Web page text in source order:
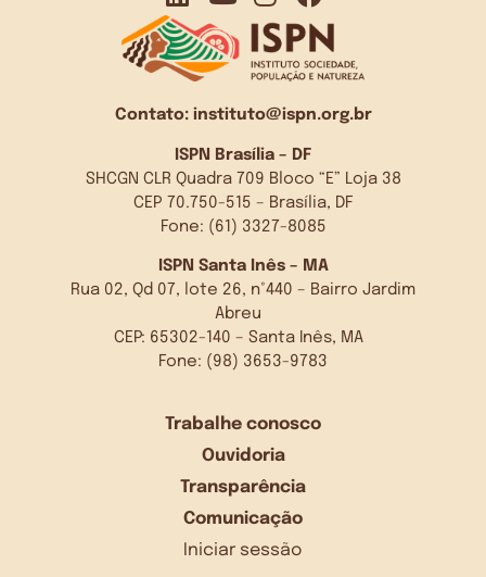
Contato: instituto@ispn.org.br
ISPN Brasília – DF
SHCGN CLR Quadra 709 Bloco “E” Loja 38
CEP 70.750-515 – Brasília, DF
Fone: (61) 3327-8085
ISPN Santa Inês – MA
Rua 02, Qd 07, lote 26, n°440 – Bairro Jardim
Abreu
CEP: 65302-140 – Santa Inês, MA
Fone: (98) 3653-9783
Trabalhe conosco
Ouvidoria
Transparência
Comunicação
Iniciar sessão